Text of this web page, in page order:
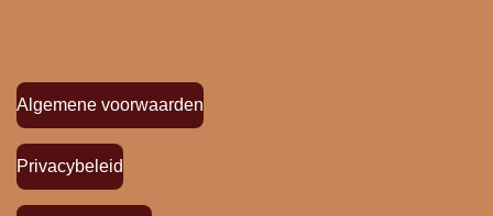
Algemene voorwaarden
Privacybeleid